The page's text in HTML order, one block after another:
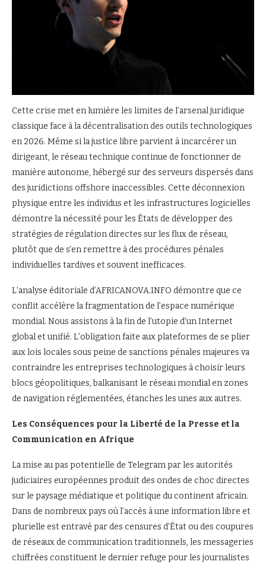
Cette crise met en lumière les limites de l’arsenal juridique
classique face à la décentralisation des outils technologiques
en 2026. Même si la justice libre parvient à incarcérer un
dirigeant, le réseau technique continue de fonctionner de
manière autonome, hébergé sur des serveurs dispersés dans
des juridictions offshore inaccessibles. Cette déconnexion
physique entre les individus et les infrastructures logicielles
démontre la nécessité pour les États de développer des
stratégies de régulation directes sur les flux de réseau,
plutôt que de s’en remettre à des procédures pénales
individuelles tardives et souvent inefficaces.
L’analyse éditoriale d’AFRICANOVA.INFO démontre que ce
conflit accélère la fragmentation de l’espace numérique
mondial. Nous assistons à la fin de l’utopie d’un Internet
global et unifié. L’obligation faite aux plateformes de se plier
aux lois locales sous peine de sanctions pénales majeures va
contraindre les entreprises technologiques à choisir leurs
blocs géopolitiques, balkanisant le réseau mondial en zones
de navigation réglementées, étanches les unes aux autres.
Les Conséquences pour la Liberté de la Presse et la
Communication en Afrique
La mise au pas potentielle de Telegram par les autorités
judiciaires européennes produit des ondes de choc directes
sur le paysage médiatique et politique du continent africain.
Dans de nombreux pays où l’accès à une information libre et
plurielle est entravé par des censures d’État ou des coupures
de réseaux de communication traditionnels, les messageries
chiffrées constituent le dernier refuge pour les journalistes